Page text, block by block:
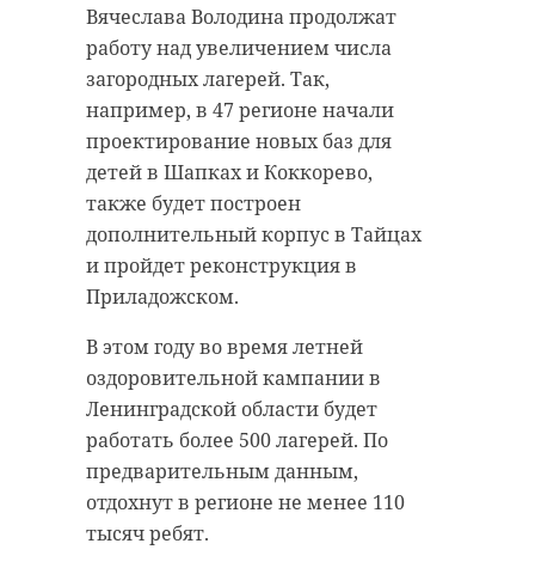
Вячеслава Володина продолжат
работу над увеличением числа
загородных лагерей. Так,
например, в 47 регионе начали
проектирование новых баз для
детей в Шапках и Коккорево,
также будет построен
дополнительный корпус в Тайцах
и пройдет реконструкция в
Приладожском.
В этом году во время летней
оздоровительной кампании в
Ленинградской области будет
работать более 500 лагерей. По
предварительным данным,
отдохнут в регионе не менее 110
тысяч ребят.
когда ребенка можно
отвести в сад рядом с
домом, старших
детей — в
современную школу,
а за медицинской
помощью обратиться
в своем районе.
Новый детский сад
на 240 мест
продолжает эту
работу. Мурино
растет быстро, и
наша задача —
сохранять такой же
темп развития
социальной
банк заявки на получение
гарантий якобы для исполнения
контракта с энергоснабжающей
организацией. Для этого они
предоставили фиктивные
договоры, на основании которых
банк выдал гарантии. Позже
представители энергокомпании
потребовали выплату средств по
этим гарантиям — почти 99
фактически поставок не было, а
деньги участники схемы
похитили.
В ходе обысков в квартирах и
офисах подозреваемых изъяты
документы и переписка,